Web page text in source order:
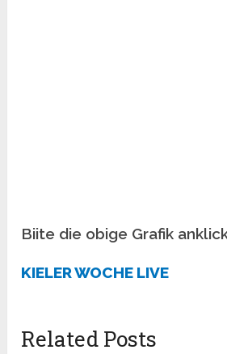
Biite die obige Grafik
KIELER WOCHE LIVE
Related Posts